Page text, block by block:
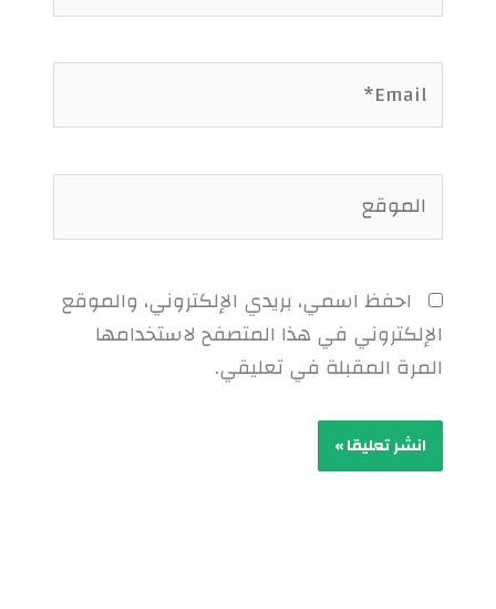
Email*
الموقع
احفظ اسمي، بريدي الإلكتروني، والموقع
الإلكتروني في هذا المتصفح لاستخدامها
المرة المقبلة في تعليقي.